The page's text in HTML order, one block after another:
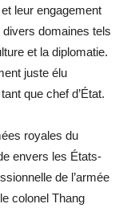
leur engagement
domaines tels
et la diplomatie.
juste élu
que chef d’État.
royales du
envers les États-
de l’armée
colonel Thang